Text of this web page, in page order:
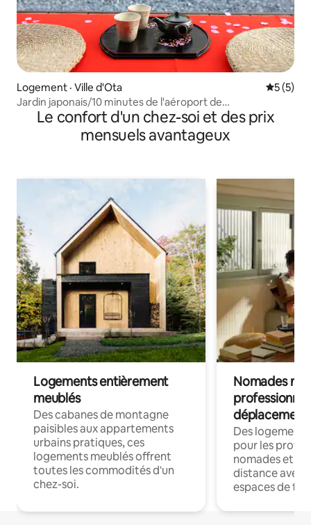
Logement · Ville d'Ota Note
5 (5)
Jardin japonais/10 minutes de l'aéroport de
Haneda/8 personnes/très grand lit
Le confort d'un chez-soi et des prix
mensuels avantageux
Logements entièrement
meublés
Des cabanes de montagne
paisibles aux appartements
urbains pratiques, ces
logements meublés offrent
toutes les commodités d'un
chez-soi.
Nomades
déplacement
Des
pour les
nomades et
distance avec
espaces de